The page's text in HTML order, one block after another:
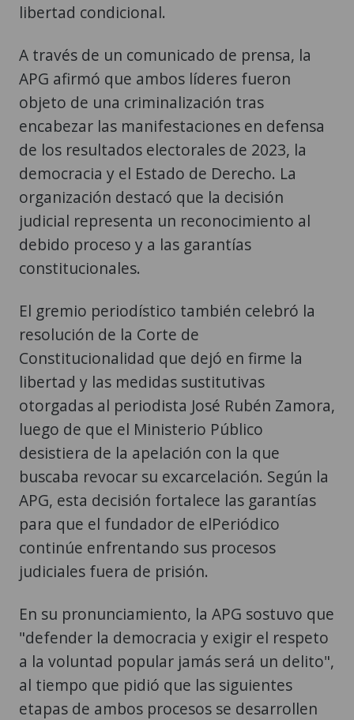
libertad condicional.
A través de un comunicado de prensa, la
APG afirmó que ambos líderes fueron
objeto de una criminalización tras
encabezar las manifestaciones en defensa
de los resultados electorales de 2023, la
democracia y el Estado de Derecho. La
organización destacó que la decisión
judicial representa un reconocimiento al
debido proceso y a las garantías
constitucionales.
El gremio periodístico también celebró la
resolución de la Corte de
Constitucionalidad que dejó en firme la
libertad y las medidas sustitutivas
otorgadas al periodista José Rubén Zamora,
luego de que el Ministerio Público
desistiera de la apelación con la que
buscaba revocar su excarcelación. Según la
APG, esta decisión fortalece las garantías
para que el fundador de elPeriódico
continúe enfrentando sus procesos
judiciales fuera de prisión.
En su pronunciamiento, la APG sostuvo que
"defender la democracia y exigir el respeto
a la voluntad popular jamás será un delito",
al tiempo que pidió que las siguientes
etapas de ambos procesos se desarrollen